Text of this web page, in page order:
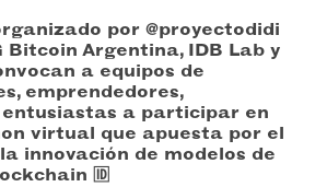
por @proyectodidi
Bitcoin Argentina, IDB Lab y
a equipos de
emprendedores,
entusiastas a participar en
virtual que apuesta por el
innovación de modelos de
🆔⁣